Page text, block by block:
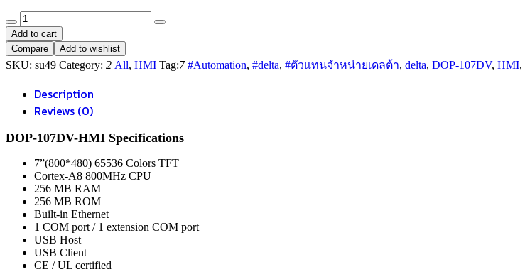
Delta
HMI
DOP-
107DV-
HMI
Add to cart
Compare
Add to wishlist
SKU: su49 Category: 2 All, HMI Tag:7#Automation, #delta, #ตัวแทนจำหน่ายเดลต้า, delta, DOP-107DV, HMI,
Description
Reviews (0)
DOP-107DV-HMI Specifications
7”(800*480) 65536 Colors TFT
Cortex-A8 800MHz CPU
256 MB RAM
256 MB ROM
Built-in Ethernet
1 COM port / 1 extension COM port
USB Host
USB Client
CE / UL certified